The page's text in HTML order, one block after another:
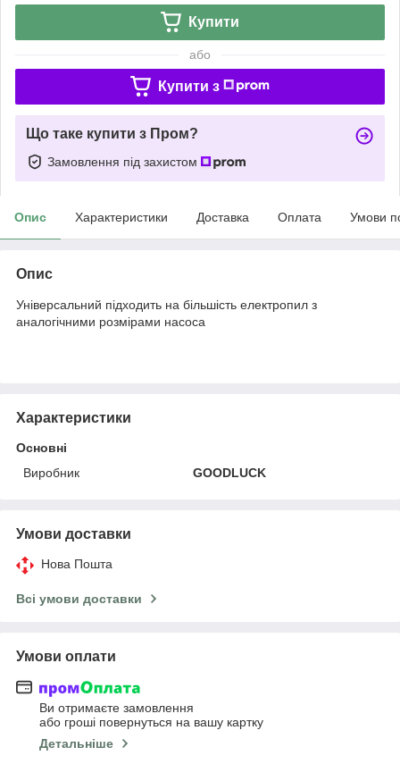
Купити
або
Купити з
Що таке купити з Пром?
Замовлення під захистом
Опис Характеристики Доставка Оплата Умови
Опис
Універсальний підходить на більшість електропил з
аналогічними розмірами насоса
Характеристики
Основні
Виробник
GOODLUCK
Умови доставки
Нова Пошта
Всі умови доставки
Умови оплати
Ви отримаєте замовлення
або гроші повернуться на вашу картку
Детальніше